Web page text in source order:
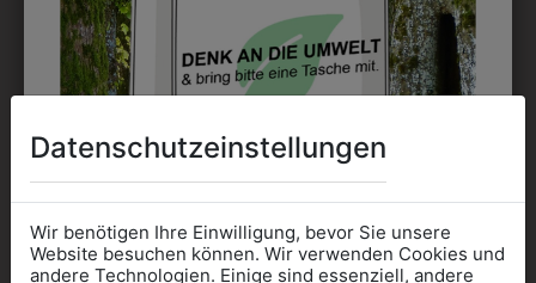
DAS KÖNNTE IHNEN
AUCH GEFALLEN
Datenschutzeinstellungen
Wir benötigen Ihre Einwilligung, bevor Sie unsere
Website besuchen können. Wir verwenden Cookies und
andere Technologien. Einige sind essenziell, andere